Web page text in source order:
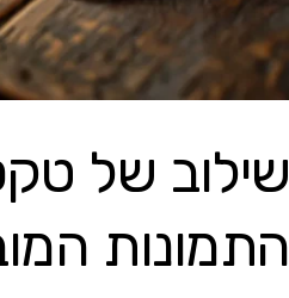
התמונות
מודלי
התמונות